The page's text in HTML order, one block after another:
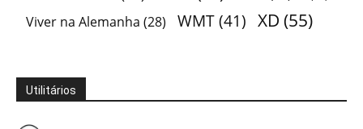
Viver na Alemanha (28) WMT (41) XD (55)
Utilitários